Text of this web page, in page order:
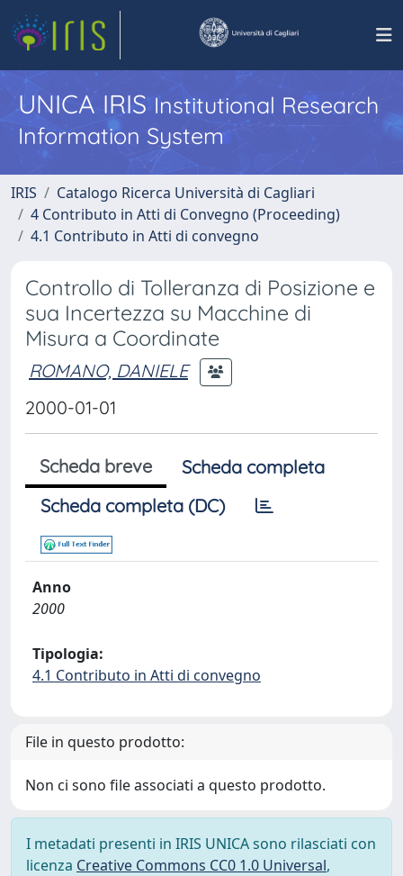
UNICA IRISInstitutional Research
Information System
IRIS
Catalogo Ricerca Università di Cagliari
4 Contributo in Atti di Convegno (Proceeding)
4.1 Contributo in Atti di convegno
Controllo di Tolleranza di Posizione e
sua Incertezza su Macchine di
Misura a Coordinate
ROMANO, DANIELE
2000-01-01
Scheda breve
Scheda completa
Scheda completa (DC)
Anno
2000
Tipologia:
4.1 Contributo in Atti di convegno
File in questo prodotto:
Non ci sono file associati a questo prodotto.
I metadati presenti in IRIS UNICA sono rilasciati con
licenza Creative Commons CC0 1.0 Universal,